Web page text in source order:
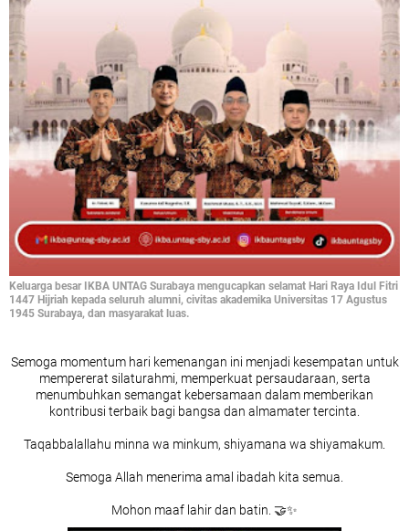
Keluarga besar IKBA UNTAG Surabaya mengucapkan selamat Hari Raya Idul Fitri
1447 Hijriah kepada seluruh alumni, civitas akademika Universitas 17 Agustus
1945 Surabaya, dan masyarakat luas.
Semoga momentum hari kemenangan ini menjadi kesempatan untuk
mempererat silaturahmi, memperkuat persaudaraan, serta
menumbuhkan semangat kebersamaan dalam memberikan
kontribusi terbaik bagi bangsa dan almamater tercinta.
Taqabbalallahu minna wa minkum, shiyamana wa shiyamakum.
Semoga Allah menerima amal ibadah kita semua.
Mohon maaf lahir dan batin. 🤝✨